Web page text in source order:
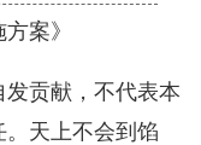
案》
贡献，不代表本
天上不会到馅